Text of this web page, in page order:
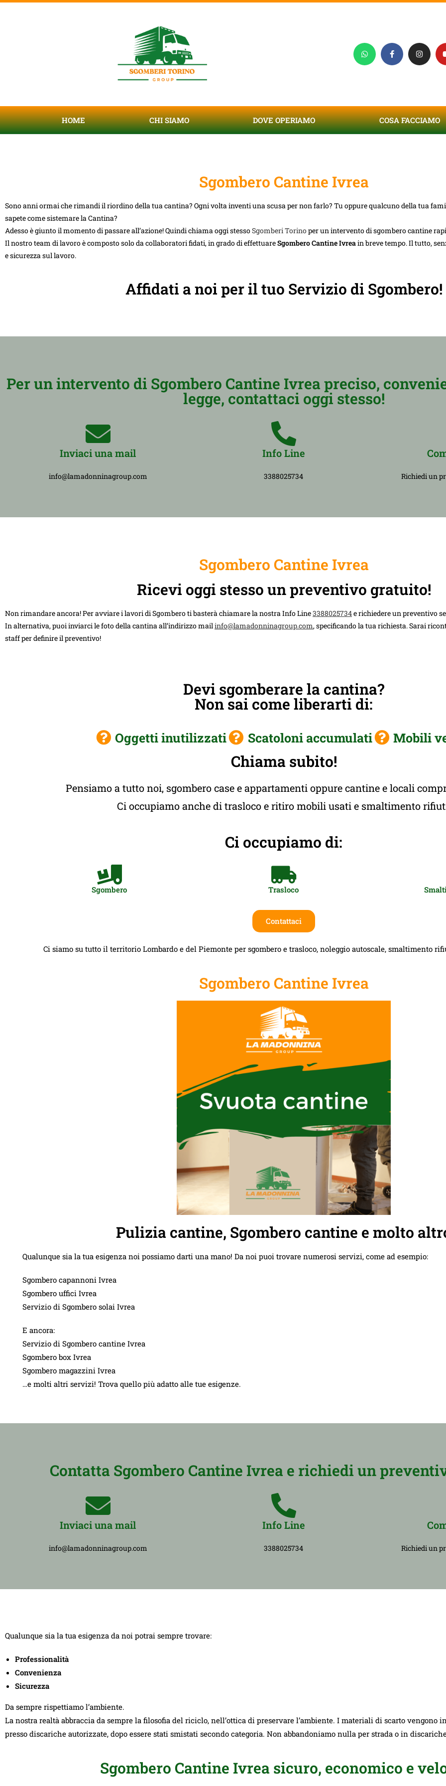
HOME CHI SIAMO DOVE OPERIAMO COSA FACCIAMO
Sgombero Cantine Ivrea
Sono anni ormai che rimandi il riordino della tua cantina? Ogni volta inventi una scusa per non farlo? Tu oppure qualcuno della tua
sapete come sistemare la Cantina?
Adesso è giunto il momento di passare all’azione! Quindi chiama oggi stessoSgomberi Torinoper un intervento di sgombero cantine
Il nostro team di lavoro è composto solo da collaboratori fidati, in grado di effettuareSgombero Cantine Ivrea in breve tempo. Il tutto,
e sicurezza sul lavoro.
Affidati a noi per il tuo Servizio di Sgombero!
Per un intervento di Sgombero Cantine Ivrea preciso,
legge, contattaci oggi stesso!
Inviaci una mail
info@lamadonninagroup.com
Info Line
3388025734 Richiedi un
Sgombero Cantine Ivrea
Ricevi oggi stesso un preventivo gratuito!
Non rimandare ancora! Per avviare i lavori di Sgombero ti basterà chiamare la nostra Info Line3388025734e richiedere un preventivo
In alternativa, puoi inviarci le foto della cantina all’indirizzo mail info@lamadonninagroup.com, specificando la tua richiesta. Sarai
staff per definire il preventivo!
Devi sgomberare la cantina?
Non sai come liberarti di:
Oggetti inutilizzati Scatoloni accumulati Mobili
Chiama subito!
Pensiamo a tutto noi, sgombero case e appartamenti oppure cantine e locali
Ci occupiamo anche di trasloco e ritiro mobili usati e smaltimento
Ci occupiamo di:
Sgombero Trasloco
Contattaci
Ci siamo su tutto il territorio Lombardo e del Piemonte per sgombero e trasloco, noleggio autoscale, smaltimento
Sgombero Cantine Ivrea
Pulizia cantine, Sgombero cantine e molto
Qualunque sia la tua esigenza noi possiamo darti una mano! Da noi puoi trovare numerosi servizi, come ad esempio:
Sgombero capannoni Ivrea
Sgombero uffici Ivrea
Servizio di Sgombero solai Ivrea
E ancora:
Servizio di Sgombero cantine Ivrea
Sgombero box Ivrea
Sgombero magazzini Ivrea
…e molti altri servizi! Trova quello più adatto alle tue esigenze.
Contatta Sgombero Cantine Ivrea e richiedi un
Inviaci una mail
info@lamadonninagroup.com
Info Line
3388025734 Richiedi un
Qualunque sia la tua esigenza da noi potrai sempre trovare:
Professionalità
Convenienza
Sicurezza
Da sempre rispettiamo l’ambiente.
La nostra realtà abbraccia da sempre la filosofia del riciclo, nell’ottica di preservare l’ambiente. I materiali di scarto vengono
presso discariche autorizzate, dopo essere stati smistati secondo categoria. Non abbandoniamo nulla per strada o in
Sgombero Cantine Ivrea sicuro, economico e